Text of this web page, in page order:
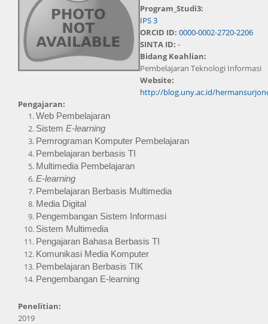
Program_Studi3:
IPS 3
ORCID ID: 0000-0002-2720-2206
SINTA ID: -
Bidang Keahlian:
Pembelajaran Teknologi Informasi
Website:
http://blog.uny.ac.id/
Pengajaran:
Web Pembelajaran
Sistem E-learning
Pemrograman Komputer Pembelajaran
Pembelajaran berbasis TI
Multimedia Pembelajaran
E-learning
Pembelajaran Berbasis Multimedia
Media Digital
Pengembangan Sistem Informasi
Sistem Multimedia
Pengajaran Bahasa Berbasis TI
Komunikasi Media Komputer
Pembelajaran Berbasis TIK
Pengembangan E-learning
Penelitian:
2019